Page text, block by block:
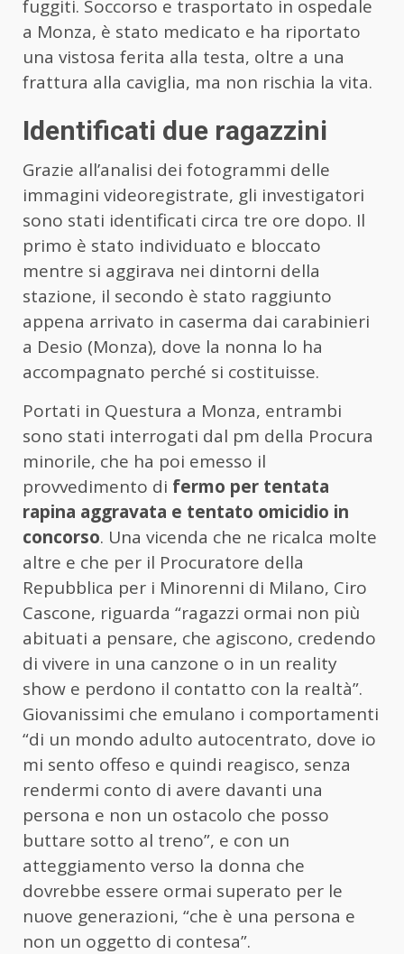
fuggiti. Soccorso e trasportato in ospedale
a Monza, è stato medicato e ha riportato
una vistosa ferita alla testa, oltre a una
frattura alla caviglia, ma non rischia la vita.
Identificati due ragazzini
Grazie all’analisi dei fotogrammi delle
immagini videoregistrate, gli investigatori
sono stati identificati circa tre ore dopo. Il
primo è stato individuato e bloccato
mentre si aggirava nei dintorni della
stazione, il secondo è stato raggiunto
appena arrivato in caserma dai carabinieri
a Desio (Monza), dove la nonna lo ha
accompagnato perché si costituisse.
Portati in Questura a Monza, entrambi
sono stati interrogati dal pm della Procura
minorile, che ha poi emesso il
provvedimento di fermo per tentata
rapina aggravata e tentato omicidio in
concorso. Una vicenda che ne ricalca molte
altre e che per il Procuratore della
Repubblica per i Minorenni di Milano, Ciro
Cascone, riguarda “ragazzi ormai non più
abituati a pensare, che agiscono, credendo
di vivere in una canzone o in un reality
show e perdono il contatto con la realtà”.
Giovanissimi che emulano i comportamenti
“di un mondo adulto autocentrato, dove io
mi sento offeso e quindi reagisco, senza
rendermi conto di avere davanti una
persona e non un ostacolo che posso
buttare sotto al treno”, e con un
atteggiamento verso la donna che
dovrebbe essere ormai superato per le
nuove generazioni, “che è una persona e
non un oggetto di contesa”.